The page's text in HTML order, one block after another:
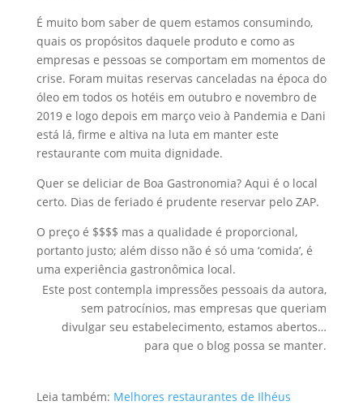
É muito bom saber de quem estamos consumindo,
quais os propósitos daquele produto e como as
empresas e pessoas se comportam em momentos de
crise. Foram muitas reservas canceladas na época do
óleo em todos os hotéis em outubro e novembro de
2019 e logo depois em março veio à Pandemia e Dani
está lá, firme e altiva na luta em manter este
restaurante com muita dignidade.
Quer se deliciar de Boa Gastronomia? Aqui é o local
certo. Dias de feriado é prudente reservar pelo ZAP.
O preço é $$$$ mas a qualidade é proporcional,
portanto justo; além disso não é só uma ‘comida’, é
uma experiência gastronômica local.
Este post contempla impressões pessoais da autora,
sem patrocínios, mas empresas que queriam
divulgar seu estabelecimento, estamos abertos…
para que o blog possa se manter.
Leia também: Melhores restaurantes de Ilhéus